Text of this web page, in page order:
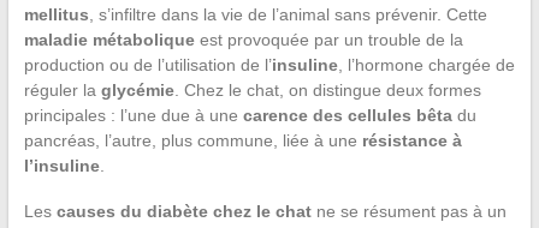
mellitus , s’infiltre dans la vie de l’animal sans prévenir. Cette
maladie métaboliqueest provoquée par un trouble de la
production ou de l’utilisation de l’insuline, l’hormone chargée de
réguler la glycémie. Chez le chat, on distingue deux formes
principales : l’une due à une carence des cellules bêtadu
pancréas, l’autre, plus commune, liée à une résistance à
l’insuline.
Les causes du diabète chez le chatne se résument pas à un